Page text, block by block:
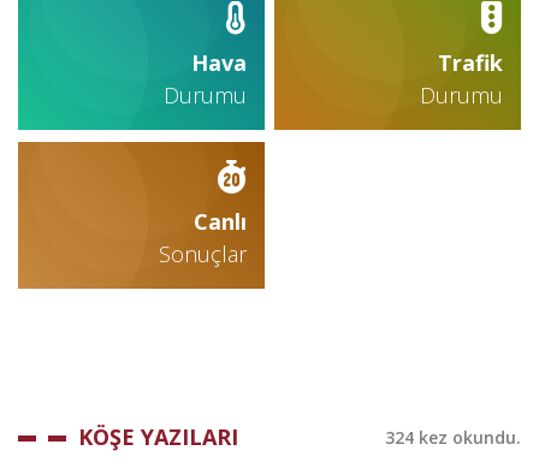
Hava
Durumu
Trafik
Durumu
Canlı
Sonuçlar
KÖŞE YAZILARI 324 kez okundu.